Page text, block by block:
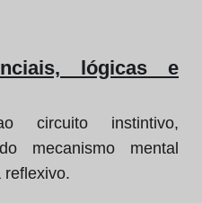
lógicas e
circuito instintivo,
mecanismo mental
reflexivo.